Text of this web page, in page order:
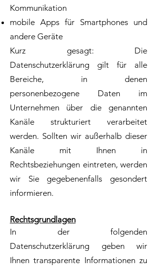
Kommunikation
mobile Apps für Smartphones und
andere Geräte
Kurz gesagt: Die
Datenschutzerklärung gilt für alle
Bereiche, in denen
personenbezogene Daten im
Unternehmen über die genannten
Kanäle strukturiert verarbeitet
werden. Sollten wir außerhalb dieser
Kanäle mit Ihnen in
Rechtsbeziehungen eintreten, werden
wir Sie gegebenenfalls gesondert
informieren.
Rechtsgrundlagen
In der folgenden
Datenschutzerklärung geben wir
Ihnen transparente Informationen zu